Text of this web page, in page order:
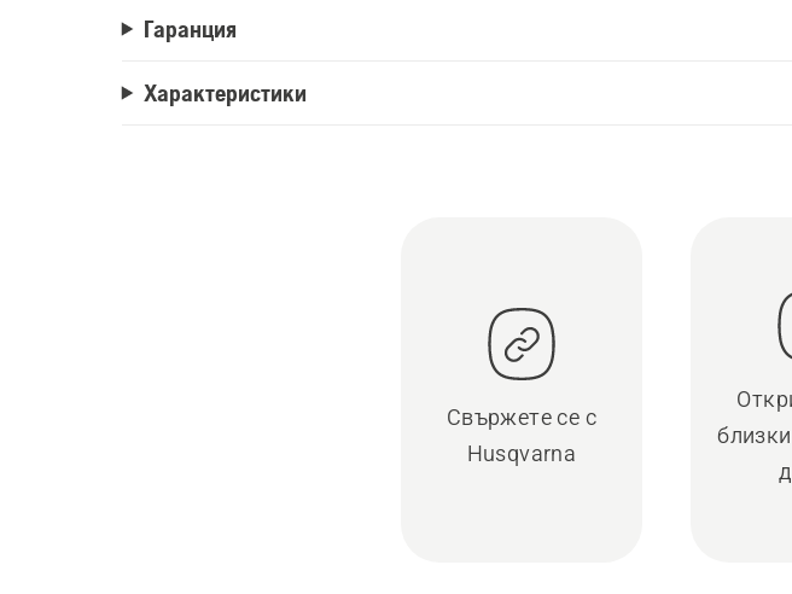
Гаранция
Характеристики
Свържете се с
Husqvarna